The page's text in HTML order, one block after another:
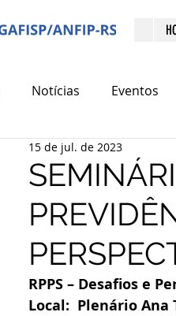
Notícias Eventos
15 de jul. de 2023
RPPS – Desafios e
Local:  Plenário Ana